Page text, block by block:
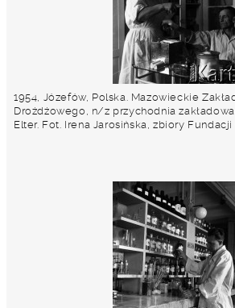
1954, Józefów, Polska. Mazowieckie
Drożdżowego, n/z przychodnia
Elter. Fot. Irena Jarosińska, zbiory Fundacji